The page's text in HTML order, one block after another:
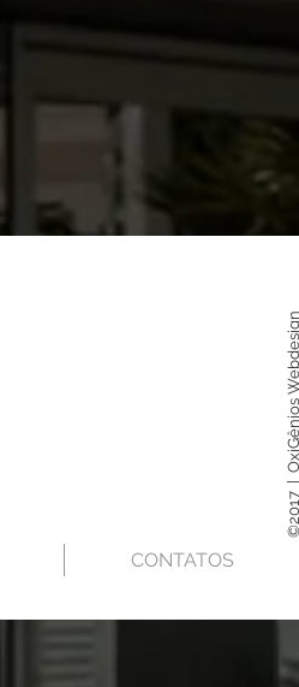
©2017 |
CONTATOS